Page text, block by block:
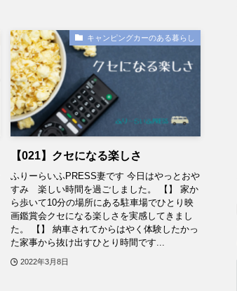
キャンピングカーのある暮らし
【021】クセになる楽しさ
ふりーらいふPRESS妻です 今日はやっとおや
すみ 楽しい時間を過ごしました。 【】 家か
ら歩いて10分の場所にある駐車場でひとり映
画鑑賞会クセになる楽しさを実感してきまし
た。 【】 納車されてからはやく体験したかっ
た家事から抜け出すひとり時間です...
2022年3月8日